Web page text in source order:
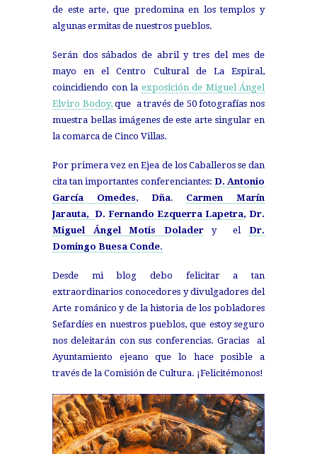
de este arte, que predomina en los templos y
algunas ermitas de nuestros pueblos.
Serán dos sábados de abril y tres del mes de
mayo en el Centro Cultural de La Espiral,
coincidiendo con la exposición de Miguel Ángel
Elviro Bodoy,que a través de 50 fotografías nos
muestra bellas imágenes de este arte singular en
la comarca de Cinco Villas.
Por primera vez en Ejea de los Caballeros se dan
cita tan importantes conferenciantes: D. Antonio
García Omedes, Dña. Carmen Marín
Jarauta, D. Fernando Ezquerra Lapetra, Dr.
Miguel Ángel Motis Doladery elDr.
Domingo Buesa Conde.
Desde mi blog debo felicitar a tan
extraordinarios conocedores y divulgadores del
Arte románico y de la historia de los pobladores
Sefardíes en nuestros pueblos, que estoy seguro
nos deleitarán con sus conferencias. Gracias al
Ayuntamiento ejeano que lo hace posible a
través de la Comisión de Cultura. ¡Felicitémonos!